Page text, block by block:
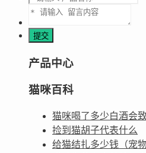
产品中心
猫咪百科
猫咪喝了多少白酒会致
捡到猫胡子代表什么
给猫结扎多少钱（宠